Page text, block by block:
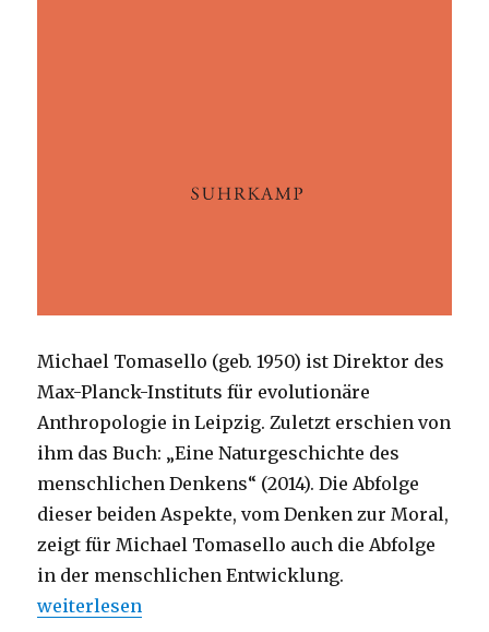
Michael Tomasello (geb. 1950) ist Direktor des
Max-Planck-Instituts für evolutionäre
Anthropologie in Leipzig. Zuletzt erschien von
ihm das Buch: „Eine Naturgeschichte des
menschlichen Denkens“ (2014). Die Abfolge
dieser beiden Aspekte, vom Denken zur Moral,
zeigt für Michael Tomasello auch die Abfolge
in der menschlichen Entwicklung.
„Von Natur aus gut, Rezension von Christoph
weiterlesen